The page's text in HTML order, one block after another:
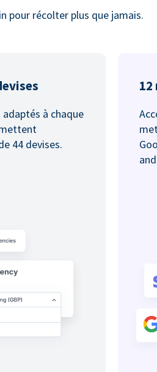
pour récolter plus que jamais.
à chaque
44 devises.
12